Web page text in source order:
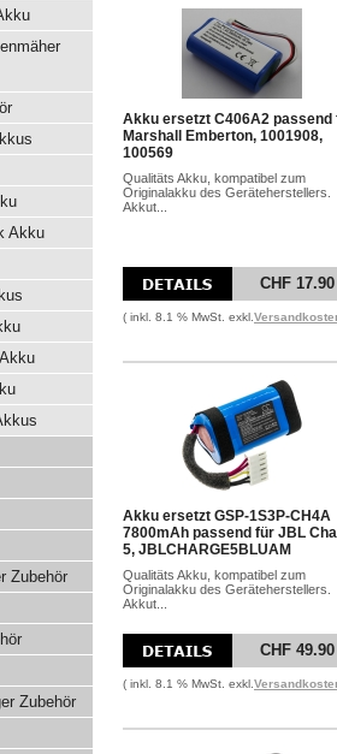
Akku
Zubehör
Zubehör
Akku ersetzt C406A2 passend
Marshall Emberton, 1001908,
100569
Qualitäts Akku, kompatibel zum
Originalakku des Geräteherstellers.
Akkut...
CHF 17.90
( inkl. 8.1 % MwSt. exkl.
Akku ersetzt GSP-1S3P-CH4A
7800mAh passend für JBL
5, JBLCHARGE5BLUAM
Qualitäts Akku, kompatibel zum
Originalakku des Geräteherstellers.
Akkut...
CHF 49.90
( inkl. 8.1 % MwSt. exkl.